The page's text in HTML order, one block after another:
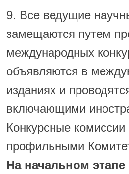
9. Все ведущие
замещаются путем
международных
объявляются в
изданиях и
включающими
Конкурсные комиссии
профильными
На начальном этапе